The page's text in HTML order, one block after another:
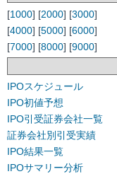
[1000] [2000] [3000]
[4000] [5000] [6000]
[7000] [8000] [9000]
IPOスケジュール
IPO初値予想
IPO引受証券会社一覧
証券会社別引受実績
IPO結果一覧
IPOサマリー分析